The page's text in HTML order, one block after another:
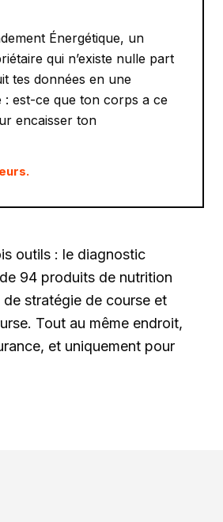
Énergétique, un
qui n’existe nulle part
tes données en une
: est-ce que ton corps a ce
encaisser ton
outils : le diagnostic
94 produits de nutrition
de stratégie de course et
Tout au même endroit,
et uniquement pour